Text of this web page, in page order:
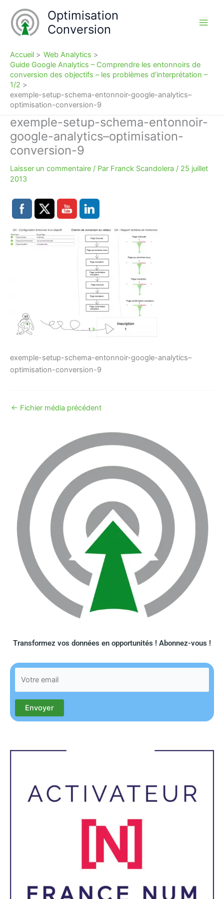
contenu
Optimisation
Conversion
Accueil
Web Analytics
Guide Google Analytics – Comprendre les entonnoirs de
conversion des objectifs – les problèmes d’interprétation –
1/2
exemple-setup-schema-entonnoir-google-analytics–
optimisation-conversion-9
exemple-setup-schema-entonnoir-
google-analytics–optimisation-
conversion-9
Laisser un commentaire / Par Franck Scandolera / 25 juillet
2013
exemple-setup-schema-entonnoir-google-analytics–
optimisation-conversion-9
← Fichier média précédent
Transformez vos données en opportunités ! Abonnez-vous !​